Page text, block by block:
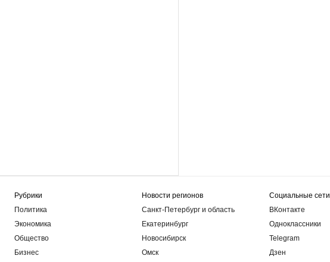
Рубрики
Политика
Экономика
Общество
Бизнес
Новости регионов
Санкт-Петербург и область
Екатеринбург
Новосибирск
Омск
Социальные сети
ВКонтакте
Одноклассники
Telegram
Дзен